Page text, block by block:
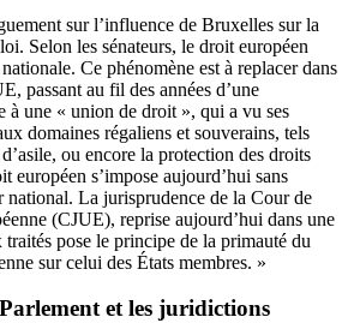
sur l’influence de Bruxelles sur la
Selon les sénateurs, le droit européen
Ce phénomène est à replacer dans
passant au fil des années d’une
à une « union de droit », qui a vu ses
domaines régaliens et souverains, tels
ou encore la protection des droits
européen s’impose aujourd’hui sans
national. La jurisprudence de la Cour de
(CJUE), reprise aujourd’hui dans une
traités pose le principe de la primauté du
sur celui des États membres. »
et les juridictions